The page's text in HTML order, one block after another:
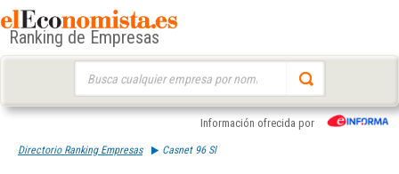
Ranking de Empresas
Información ofrecida por
Directorio Ranking Empresas Casnet 96 Sl